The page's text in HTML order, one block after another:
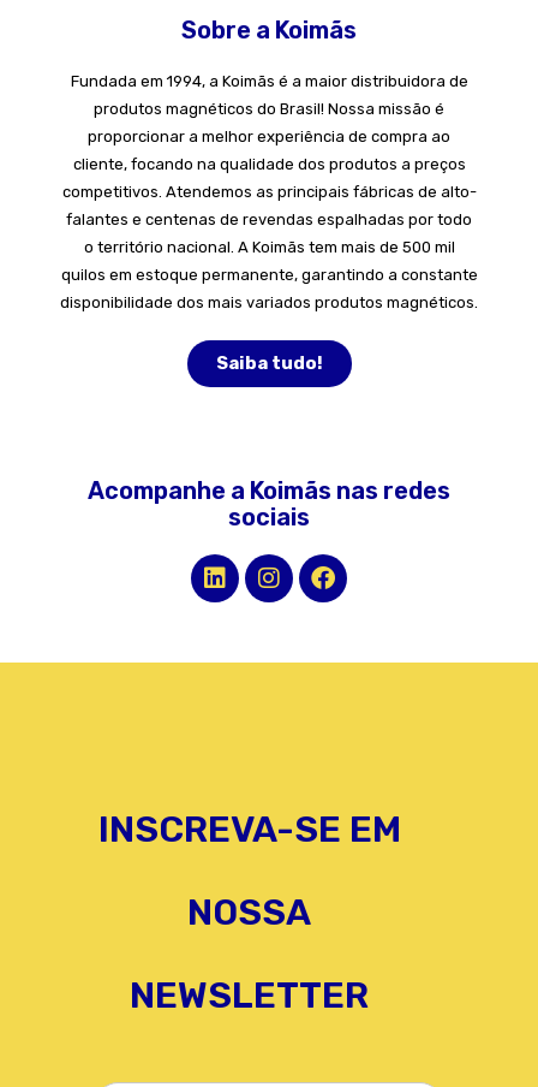
Sobre a Koimãs
Fundada em 1994, a Koimãs é a maior distribuidora de
produtos magnéticos do Brasil! Nossa missão é
proporcionar a melhor experiência de compra ao
cliente, focando na qualidade dos produtos a preços
competitivos. Atendemos as principais fábricas de alto-
falantes e centenas de revendas espalhadas por todo
o território nacional. A Koimãs tem mais de 500 mil
quilos em estoque permanente, garantindo a constante
disponibilidade dos mais variados produtos magnéticos.
Saiba tudo!
Acompanhe a Koimãs nas redes
sociais
INSCREVA-SE EM
NOSSA
NEWSLETTER​